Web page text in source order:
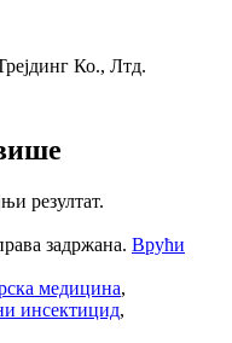
Ко., Лтд.
резултат.
задржана. Врући
медицина,
инсектицид,